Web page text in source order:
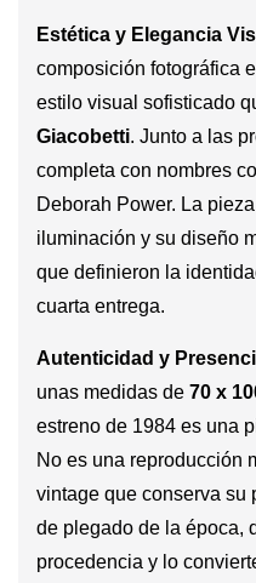
Estética y Elegancia
composición fotográfica
estilo visual sofisticado
Giacobetti. Junto a las
completa con nombres
Deborah Power. La
iluminación y su diseño
que definieron la
cuarta entrega.
Autenticidad y
unas medidas de 70 x
estreno de 1984 es una
No es una reproducción
vintage que conserva su
de plegado de la época,
procedencia y lo